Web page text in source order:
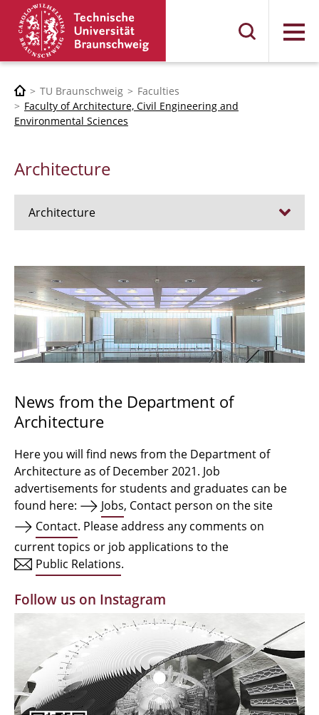
Menu
TU Braunschweig
Faculties
Faculty of Architecture, Civil Engineering and
Environmental Sciences
Architecture
Architecture
Admission procedure 2024
Bachelor Architecture
Bachelor Architecture+
Qualification profile
Semester Programme
Internationales
Facilities
Alumni | cloud club
Documents and Downloads
News from the Department of
Architecture
Here you will find news from the Department of
Architecture as of December 2021. Job
advertisements for students and graduates can be
found here:
Jobs, Contact person on the site
Contact. Please address any comments on
current topics or job applications to the
Public Relations.
Follow us on Instagram